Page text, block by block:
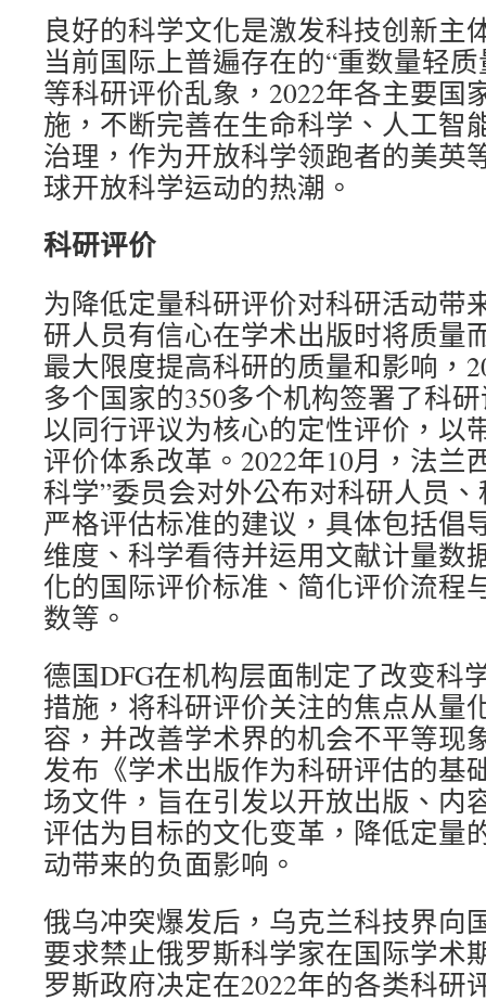
良好的科学文化是激发科技创新主
当前国际上普遍存在的“重数量轻
等科研评价乱象，2022年各主要国
施，不断完善在生命科学、人工智
治理，作为开放科学领跑者的美英
球开放科学运动的热潮。
科研评价
为降低定量科研评价对科研活动带
研人员有信心在学术出版时将质量
最大限度提高科研的质量和影响，
多个国家的350多个机构签署了科
以同行评议为核心的定性评价，以
评价体系改革。2022年10月，法兰
科学”委员会对外公布对科研人员
严格评估标准的建议，具体包括倡
维度、科学看待并运用文献计量数
化的国际评价标准、简化评价流程
数等。
德国DFG在机构层面制定了改变科
措施，将科研评价关注的焦点从量
容，并改善学术界的机会不平等现
发布《学术出版作为科研评估的基
场文件，旨在引发以开放出版、内
评估为目标的文化变革，降低定量
动带来的负面影响。
俄乌冲突爆发后，乌克兰科技界向
要求禁止俄罗斯科学家在国际学术
罗斯政府决定在2022年的各类科研